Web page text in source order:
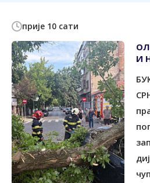
прије 10 сати
И